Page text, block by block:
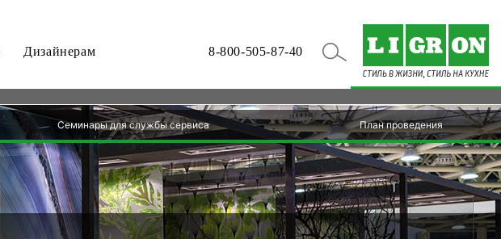
Дизайнерам 8-800-505-87-40
Семинары для службы сервиса План проведения